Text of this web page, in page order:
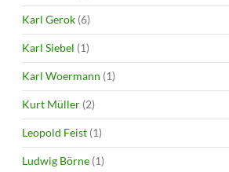
Karl Gerok (6)
Karl Siebel (1)
Karl Woermann (1)
Kurt Müller (2)
Leopold Feist (1)
Ludwig Börne (1)